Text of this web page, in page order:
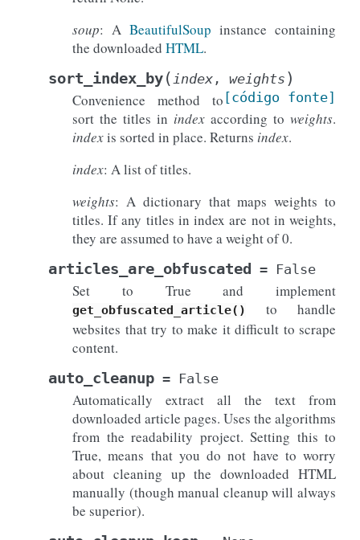
soup: A BeautifulSoup instance containing
the downloaded HTML.
sort_index_by( index , weights )
[código fonte]
Convenience method to
sort the titles in index according to weights.
indexis sorted in place. Returns index.
index: A list of titles.
weights: A dictionary that maps weights to
titles. If any titles in index are not in weights,
they are assumed to have a weight of 0.
articles_are_obfuscated = False
Set to True and implement
get_obfuscated_article()
to handle
websites that try to make it difficult to scrape
content.
auto_cleanup = False
Automatically extract all the text from
downloaded article pages. Uses the algorithms
from the readability project. Setting this to
True, means that you do not have to worry
about cleaning up the downloaded HTML
manually (though manual cleanup will always
be superior).